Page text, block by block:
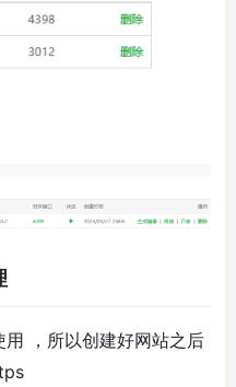
，所以创建好网站之后